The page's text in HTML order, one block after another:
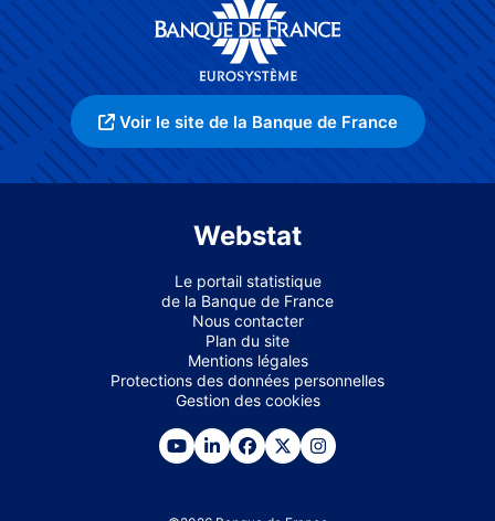
Voir le site de la Banque de France
Webstat
Le portail statistique
de la Banque de France
Nous contacter
Plan du site
Mentions légales
Protections des données personnelles
Gestion des cookies